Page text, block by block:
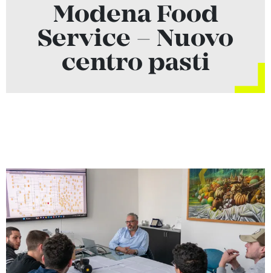
Modena Food
Service – Nuovo
centro pasti